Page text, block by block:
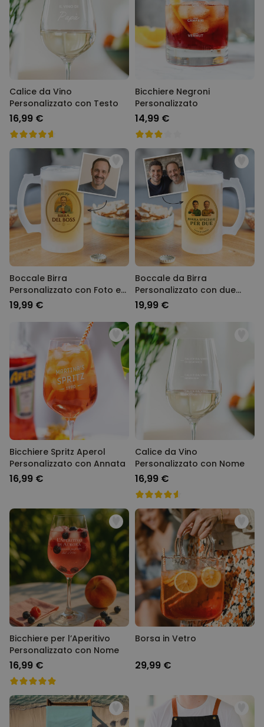
Calice da Vino
Personalizzato con Testo
16,99 €
Bicchiere Negroni
Personalizzato
14,99 €
Boccale Birra
Personalizzato con Foto e
Nome
19,99 €
Boccale da Birra
Personalizzato con due
Volti e Logo
19,99 €
Bicchiere Spritz Aperol
Personalizzato con Annata
16,99 €
Calice da Vino
Personalizzato con Nome
16,99 €
Bicchiere per l’Aperitivo
Personalizzato con Nome
16,99 €
Borsa in Vetro
29,99 €